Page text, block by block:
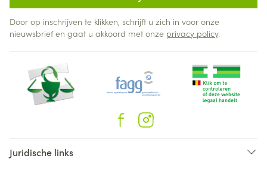
Door op inschrijven te klikken, schrijft u zich in voor onze
nieuwsbrief en gaat u akkoord met onze privacy policy.
Juridische links